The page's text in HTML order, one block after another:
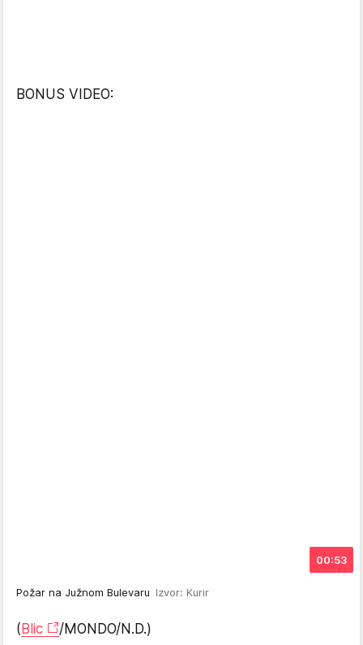
BONUS VIDEO:
00:53
Požar na Južnom Bulevaru Izvor: Kurir
(Blic /MONDO/N.D.)